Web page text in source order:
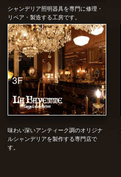
シャンデリア照明器具を専門に修理・
リペア・製造する工房です。
3F
味わい深いアンティーク調のオリジナ
ルシャンデリアを製作する専門店で
す。